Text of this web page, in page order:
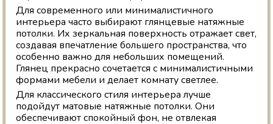
Для современного или минималистичного
интерьера часто выбирают глянцевые натяжные
потолки. Их зеркальная поверхность отражает свет,
создавая впечатление большего пространства, что
особенно важно для небольших помещений.
Глянец прекрасно сочетается с минималистичными
формами мебели и делает комнату светлее.
Для классического стиля интерьера лучше
подойдут матовые натяжные потолки. Они
обеспечивают спокойный фон, не отвлекая